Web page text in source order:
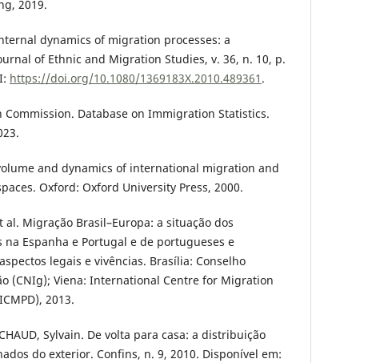
2019.
dynamics of migration processes: a
of Ethnic and Migration Studies, v. 36, n. 10, p.
https://doi.org/10.1080/1369183X.2010.489361 .
Commission. Database on Immigration Statistics.
and dynamics of international migration and
Oxford: Oxford University Press, 2000.
al. Migração Brasil–Europa: a situação dos
Espanha e Portugal e de portugueses e
legais e vivências. Brasília: Conselho
(CNIg); Viena: International Centre for Migration
2013.
Sylvain. De volta para casa: a distribuição
do exterior. Confins, n. 9, 2010. Disponível em: